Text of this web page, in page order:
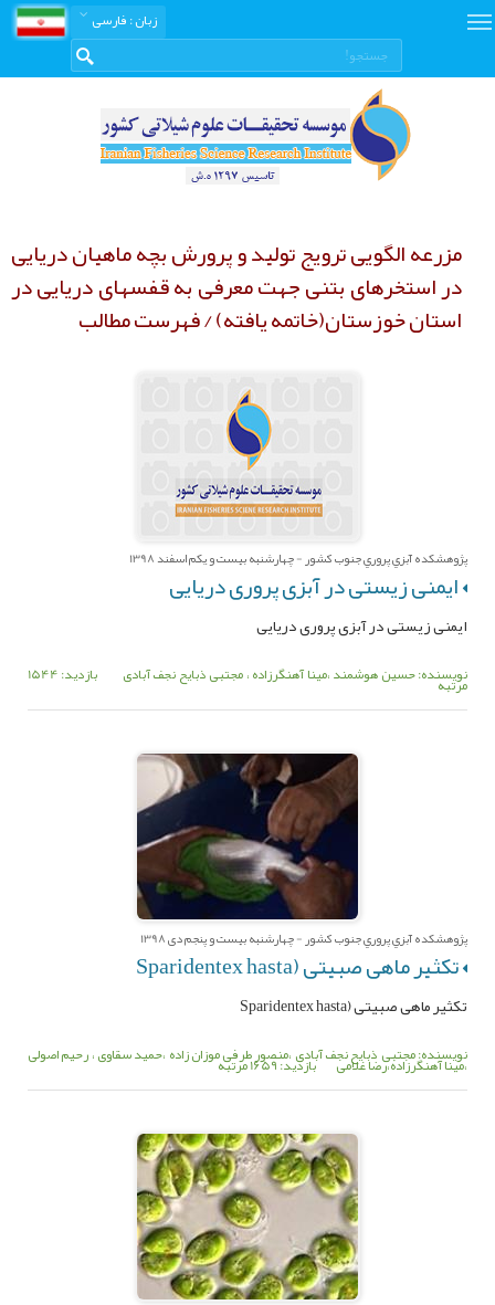
زبان: فارسی
مزرعه الگویی ترویج تولید و پرورش بچه ماهیان دریایی
در استخرهای بتنی جهت معرفی به قفسهای دریایی در
استان خوزستان(خاتمه یافته) / فهرست مطالب
پژوهشکده آبزي پروري جنوب کشور - چهارشنبه بیست و یکم اسفند 1398
ایمنی زیستی در آبزی پروری دریایی
ایمنی زیستی در آبزی پروری دریایی
نویسنده: حسین هوشمند ،مینا آهنگرزاده ، مجتبی ذبایح نجف آبادی بازدید: 1544 مرتبه
پژوهشکده آبزي پروري جنوب کشور - چهارشنبه بیست و پنجم دی 1398
تکثیر ماهی صبیتی (Sparidentex hasta
تکثیر ماهی صبیتی (Sparidentex hasta
نویسنده: مجتبی ذبایح نجف آبادی ،منصور طرفی موزان زاده ،حمید سقاوی ، رحیم اصولی
،مینا آهنگرزاده،رضا غلامی بازدید: 1659 مرتبه